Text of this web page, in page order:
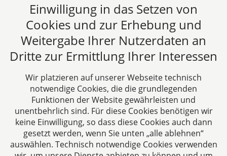
Fax: +49 241 94621-111
E-Mail:
kanzlei@dhk-law.com
Über uns
DH&K ist Ihre erfahrene Wirtschaftskanzlei aus
Aachen. Wir denken unternehmerisch und
verstehen uns als Full-Service-Dienstleister. Rechts-
und Steuerberatung auf höchstem Niveau in einer
persönlichen Beratungs- und Arbeitsatmosphäre
sind die Zielsetzungen unserer täglichen Arbeit.
Einwilligung in das Setzen von
Cookies und zur Erhebung und
Weitergabe Ihrer Nutzerdaten an
Dritte zur Ermittlung Ihrer Interessen
Wir platzieren auf unserer Webseite technisch
notwendige Cookies, die die grundlegenden
Funktionen der Website gewährleisten und
unentbehrlich sind. Für diese Cookies benötigen wir
keine Einwilligung, so dass diese Cookies auch dann
gesetzt werden, wenn Sie unten „alle ablehnen“
auswählen. Technisch notwendige Cookies verwenden